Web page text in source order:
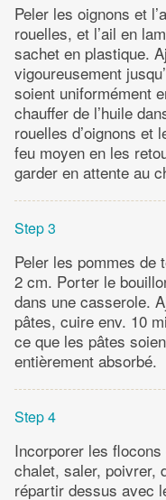
Peler les oignons et
rouelles, et l’ail en
sachet en plastique.
vigoureusement
soient uniformément
chauffer de l’huile
rouelles d’oignons et
feu moyen en les
garder en attente au
Step 3
Peler les pommes de
2 cm. Porter le
dans une casserole.
pâtes, cuire env. 10
ce que les pâtes
entièrement absorbé.
Step 4
Incorporer les
chalet, saler, poivrer,
répartir dessus avec